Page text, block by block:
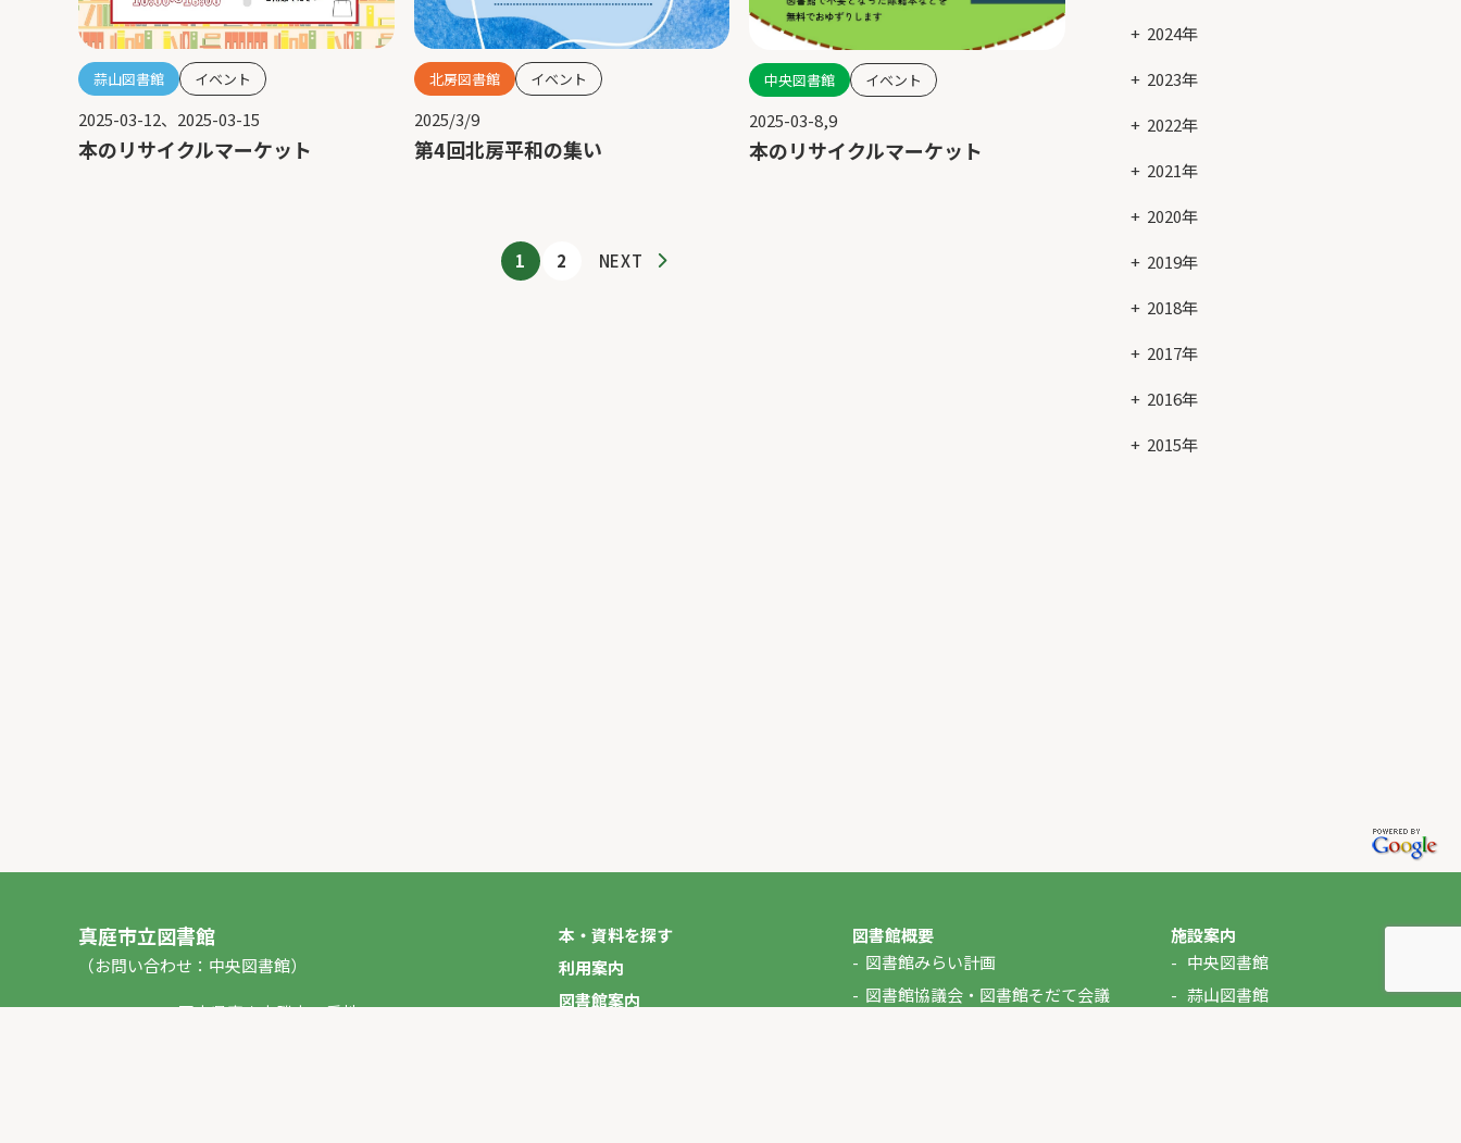
2024年
2023年
2022年
2021年
2020年
2019年
2018年
2017年
2016年
2015年
蒜山図書館 イベント
2025-03-12、2025-03-15
本のリサイクルマーケット
北房図書館 イベント
2025/3/9
第4回北房平和の集い
中央図書館 イベント
2025-03-8,9
本のリサイクルマーケット
1 2 NEXT
真庭市立図書館
（お問い合わせ：中央図書館）
〒717-0013 岡山県真庭市勝山53番地1
本・資料を探す
利用案内
図書館案内
図書館概要
図書館みらい計画
図書館協議会・図書館そだて会議
施設案内
中央図書館
蒜山図書館